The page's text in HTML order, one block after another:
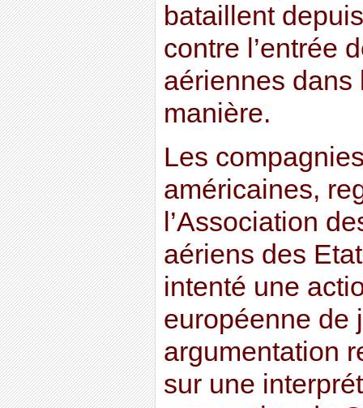
bataillent
contre l’entrée
aériennes dans
manière.
Les
américaines,
l’Association
aériens des
intenté une
européenne de
argumentation
sur une